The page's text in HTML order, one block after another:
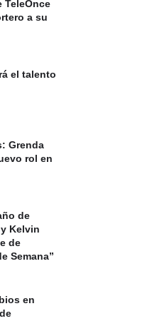
TeleOnce
a su
el talento
Grenda
rol en
de
Kelvin
de
Semana”
en